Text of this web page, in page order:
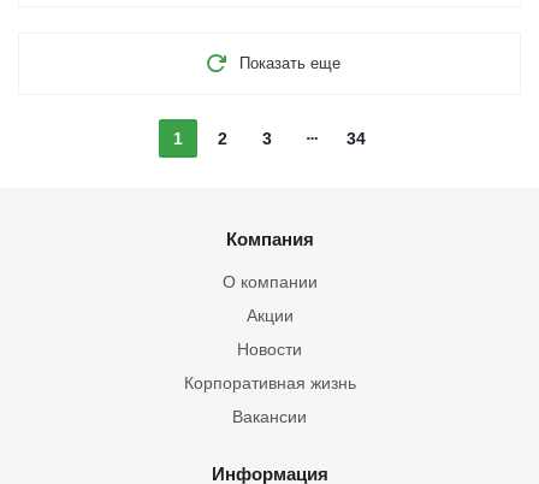
Показать еще
1 2 3 34
Компания
О компании
Акции
Новости
Корпоративная жизнь
Вакансии
Информация